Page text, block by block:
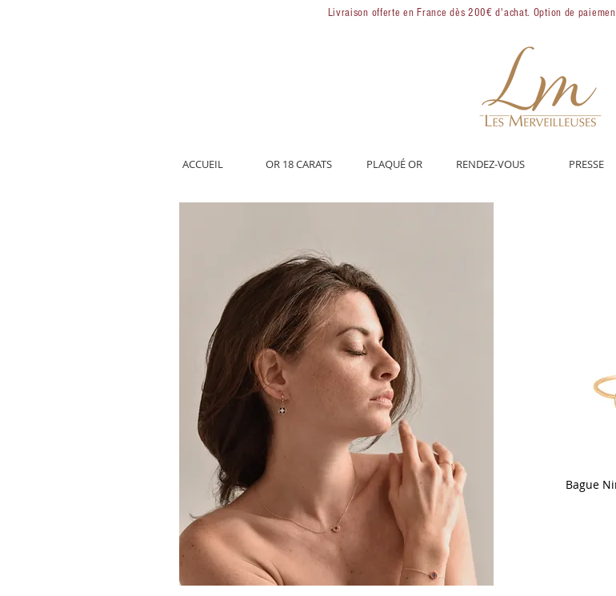
Livraison offerte en France dès 200€ d'achat. Option de
ACCUEIL OR 18 CARATS PLAQUÉ OR RENDEZ-VOUS PRESSE
Bague